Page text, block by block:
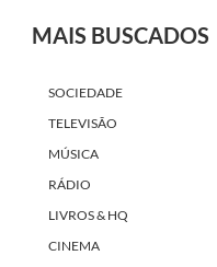
MAIS BUSCADOS
SOCIEDADE
TELEVISÃO
MÚSICA
RÁDIO
LIVROS & HQ
CINEMA